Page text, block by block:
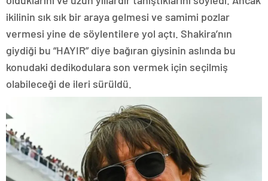
ikilinin sık sık bir araya gelmesi ve samimi pozlar
vermesi yine de söylentilere yol açtı. Shakira’nın
giydiği bu “HAYIR” diye bağıran giysinin aslında bu
konudaki dedikodulara son vermek için seçilmiş
olabileceği de ileri sürüldü.